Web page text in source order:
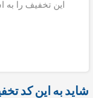
این تخفیف را به
شاید به این کد